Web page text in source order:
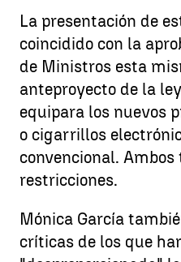
La presentación de
coincidido con la
de Ministros esta
anteproyecto de la
equipara los nuevos
o cigarrillos
convencional.
restricciones.
Mónica García
críticas de los que